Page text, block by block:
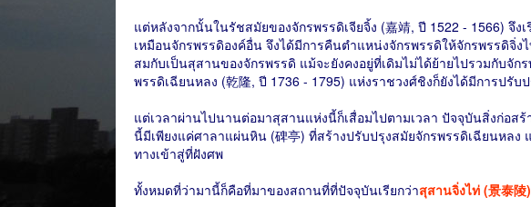
แต่หลังจากนั้นในรัชสมัยของจักรพรรดิเจียจิ้ง (嘉靖, ปี 1522 - 1566) จึง
เหมือนจักรพรรดิองค์อื่น จึงได้มีการคืนตำแหน่งจักรพรรดิให้จักรพรรดิจิ่ง
สมกับเป็นสุสานของจักรพรรดิ แม้จะยังคงอยู่ที่เดิมไม่ได้ย้ายไปรวมกับจั
พรรดิเฉียนหลง (乾隆, ปี 1736 - 1795) แห่งราชวงศ์ชิงก็ยังได้มีการปรับ
แต่เวลาผ่านไปนานต่อมาสุสานแห่งนี้ก็เสื่อมไปตามเวลา ปัจจุบันสิ่งก่อส
นี้มีเพียงแค่ศาลาแผ่นหิน (碑亭) ที่สร้างปรับปรุงสมัยจักรพรรดิเฉียนหลง
ทางเข้าสู่ที่ฝังศพ
ทั้งหมดที่ว่ามานี้ก็คือที่มาของสถานที่ที่ปัจจุบันเรียกว่าสุสานจิ่งไท่ (景泰陵)